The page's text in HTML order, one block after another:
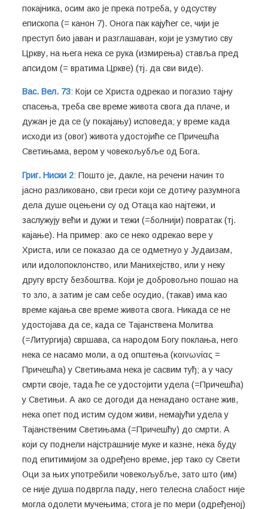
покајника, осим ако је прека потреба, у одсуству
епископа (= канон 7). Онога пак кајућег се, чији је
преступ био јаван и разглашаван, који је узмутио сву
Цркву, на њега нека се рука (измирења) ставља пред
апсидом (= вратима Цркве) (тј. да сви виде).
Вас. Вел. 73: Који се Христа одрекао и погазио тајну
спасења, треба све време живота свога да плаче, и
дужан је да се (у покајању) исповеда; у време када
исходи из (овог) живота удостојиће се Причешћа
Светињама, вером у човекољубље од Бога.
Григ. Ниски 2: Пошто је, дакле, на речени начин то
јасно разликовано, сви греси који се дотичу разумнога
дела душе оцењени су од Отаца као најтежи, и
заслужују већи и дужи и тежи (=болнији) повратак (тј.
кајање). На пример: ако се неко одрекао вере у
Христа, или се показао да се одметнуо у Јудаизам,
или идолопоклонство, или Манихејство, или у неку
другу врсту безбоштва. Који је добровољно пошао на
то зло, а затим је сам себе осудио, (такав) има као
време кајања све време живота свога. Никада се не
удостојава да се, када се Тајанствена Молитва
(=Литургија) свршава, са народом Богу поклања, него
нека се насамо моли, а од општења (κοινωνίας =
Причешћа) у Светињама нека је сасвим туђ; а у часу
смрти своје, тада ће се удостојити удела (=Причешћа)
у Светињи. А ако се догоди да ненадано остане жив,
нека опет под истим судом живи, немајући удела у
Тајанственим Светињама (=Причешћу) до смрти. А
који су поднели најстрашније муке и казне, нека буду
под епитимијом за одређено време, јер тако су Свети
Оци за њих употребили човекољубље, зато што (им)
се није душа подвргла паду, него телесна слабост није
могла одолети мучењима; стога је по мери (одређеној)